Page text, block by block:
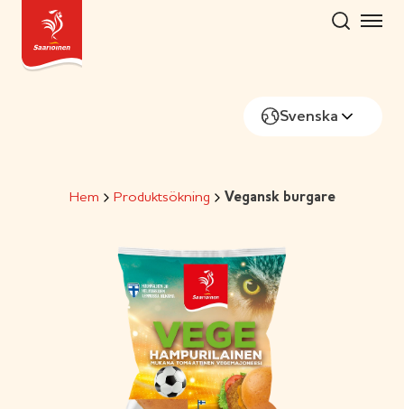
content
Svenska
Hem Produktsökning Vegansk burgare